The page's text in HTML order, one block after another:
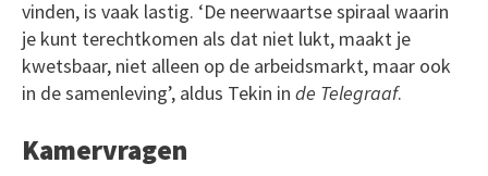
vinden, is vaak lastig. ‘De neerwaartse spiraal waarin
je kunt terechtkomen als dat niet lukt, maakt je
kwetsbaar, niet alleen op de arbeidsmarkt, maar ook
in de samenleving’, aldus Tekin in de Telegraaf.
Kamervragen